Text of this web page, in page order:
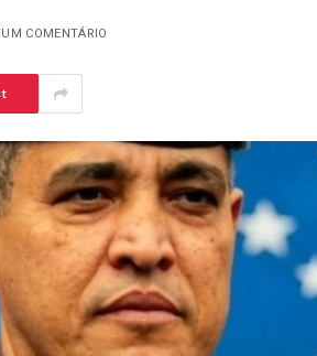
COMENTÁRIO